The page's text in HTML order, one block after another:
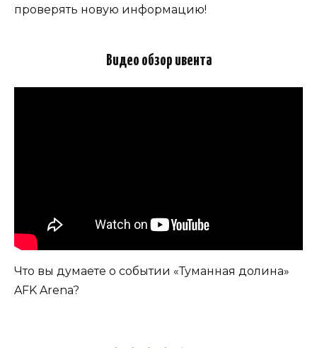
проверять новую информацию!
Видео обзор ивента
Что вы думаете о событии «Туманная долина»
AFK Arena?